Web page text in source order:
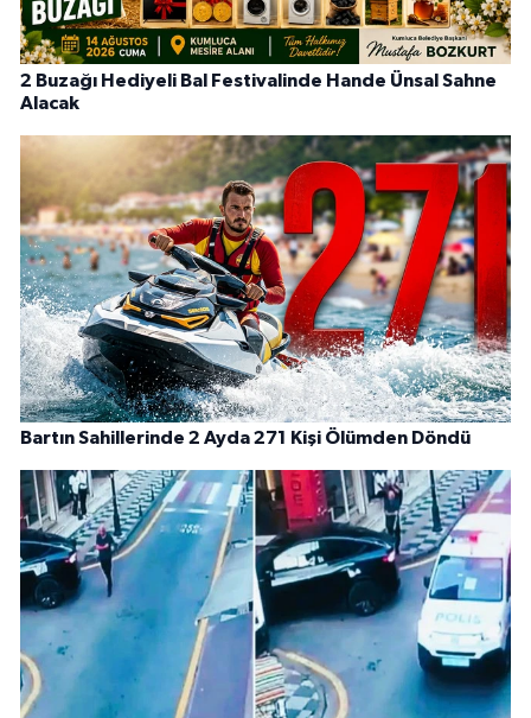
2 Buzağı Hediyeli Bal Festivalinde Hande Ünsal Sahne
Alacak
Bartın Sahillerinde 2 Ayda 271 Kişi Ölümden Döndü